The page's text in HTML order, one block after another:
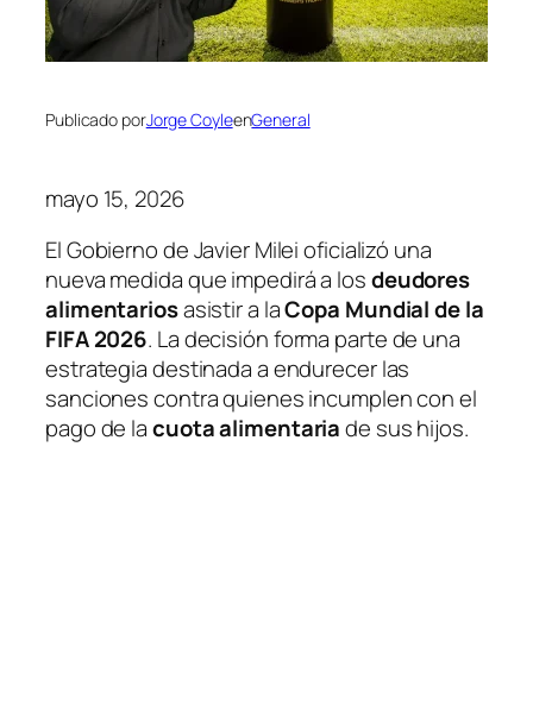
Publicado porJorge CoyleenGeneral
mayo 15, 2026
El Gobierno de Javier Milei oficializó una
nueva medida que impedirá a losdeudores
alimentariosasistir a laCopa Mundial de la
FIFA 2026. La decisión forma parte de una
estrategia destinada a endurecer las
sanciones contra quienes incumplen con el
pago de lacuota alimentariade sus hijos.